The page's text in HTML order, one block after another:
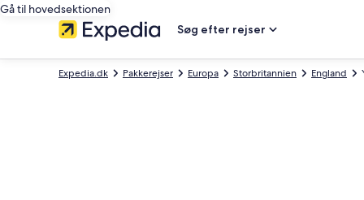
Gå til hovedsektionen
Søg efter rejser
England
Storbritannien
Europa
Pakkerejser
Expedia.dk